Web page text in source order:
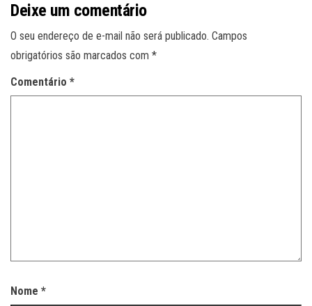
Deixe um comentário
O seu endereço de e-mail não será publicado. Campos
obrigatórios são marcados com *
Comentário *
Nome *